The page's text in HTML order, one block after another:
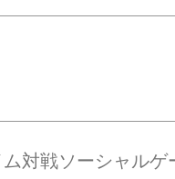
対戦ソーシャルゲ